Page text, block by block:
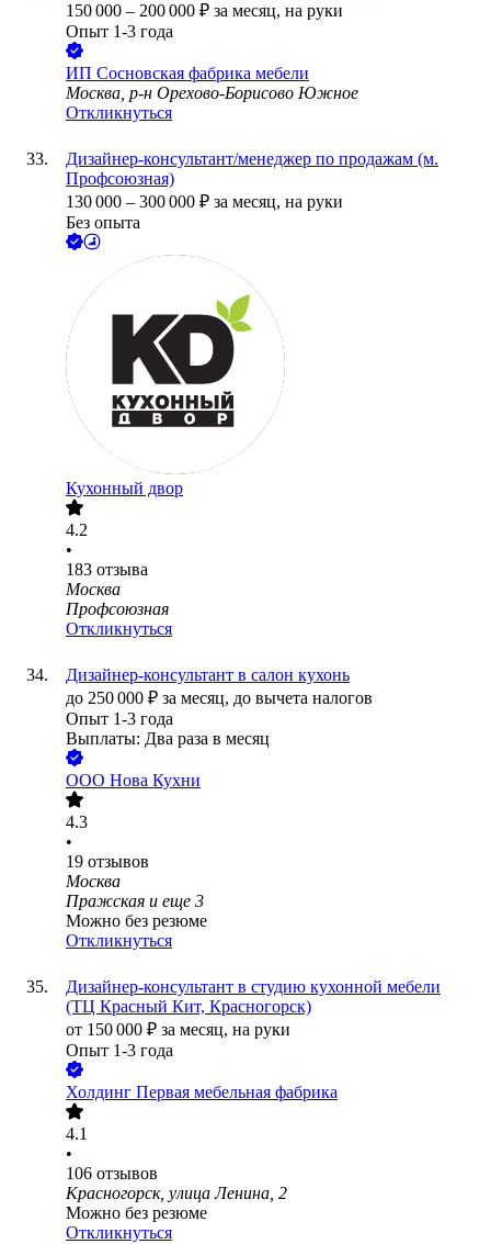
150 000 – 200 000 ₽ за месяц, на руки
Опыт 1-3 года
ИП Сосновская фабрика мебели
Москва, р-н Орехово-Борисово Южное
Откликнуться
Дизайнер-консультант/менеджер по продажам (м.
Профсоюзная)
130 000 – 300 000 ₽ за месяц, на руки
Без опыта
Кухонный двор
4.2
•
183 отзыва
Москва
Профсоюзная
Откликнуться
Дизайнер-консультант в салон кухонь
до 250 000 ₽ за месяц, до вычета налогов
Опыт 1-3 года
Выплаты: Два раза в месяц
ООО Нова Кухни
4.3
•
19 отзывов
Москва
Пражская и еще 3
Можно без резюме
Откликнуться
Дизайнер-консультант в студию кухонной мебели
(ТЦ Красный Кит, Красногорск)
от 150 000 ₽ за месяц, на руки
Опыт 1-3 года
Холдинг Первая мебельная фабрика
4.1
•
106 отзывов
Красногорск, улица Ленина, 2
Можно без резюме
Откликнуться